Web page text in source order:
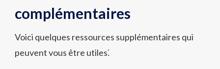
complémentaires
Voici quelques ressources supplémentaires qui
peuvent vous être utiles⁚